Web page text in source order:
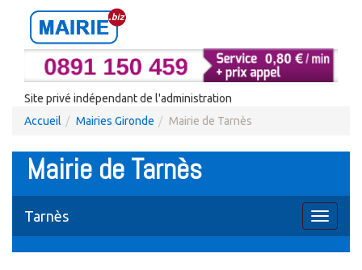
Site privé indépendant de l'administration
Accueil
Mairies Gironde Mairie de Tarnès
Mairie de Tarnès
Toggle
Tarnès